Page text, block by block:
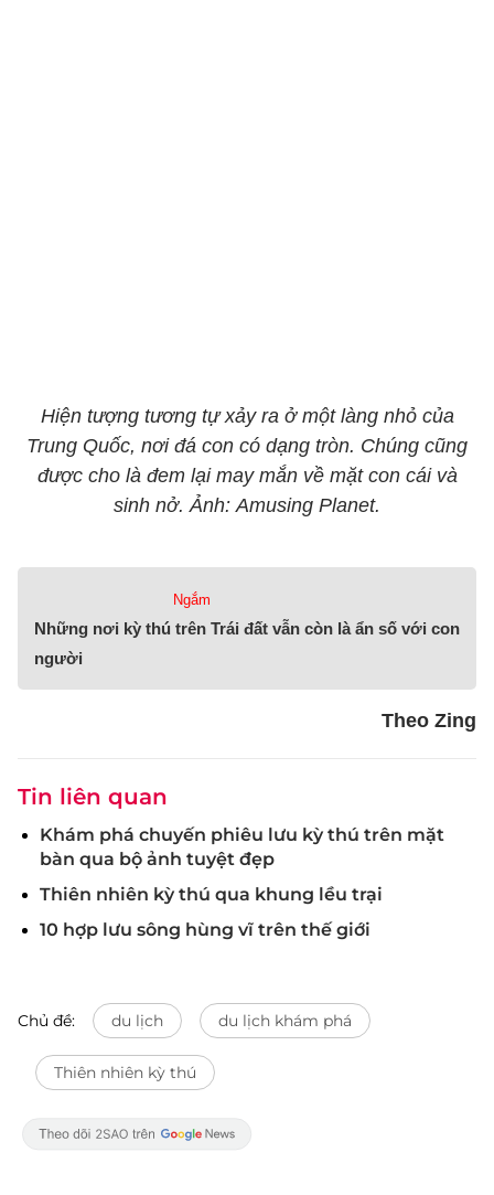
Hiện tượng tương tự xảy ra ở một làng nhỏ của
Trung Quốc, nơi đá con có dạng tròn. Chúng cũng
được cho là đem lại may mắn về mặt con cái và
sinh nở. Ảnh: Amusing Planet.
Ngắm
Những nơi kỳ thú trên Trái đất vẫn còn là ẩn số với con
người
Theo Zing
Tin liên quan
Khám phá chuyến phiêu lưu kỳ thú trên mặt
bàn qua bộ ảnh tuyệt đẹp
Thiên nhiên kỳ thú qua khung lều trại
10 hợp lưu sông hùng vĩ trên thế giới
Chủ đề: du lịch du lịch khám phá
Thiên nhiên kỳ thú